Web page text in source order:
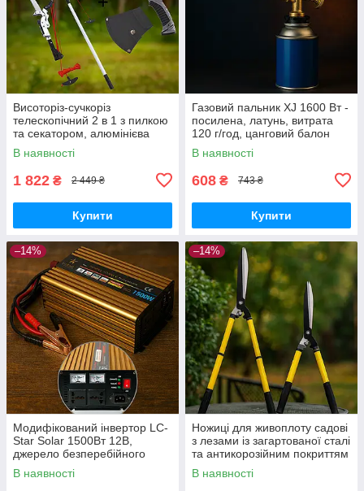
Висоторіз-сучкоріз
телескопічний 2 в 1 з пилкою
та секатором, алюмінієва
штанга 3 м, лезо SK5
В наявності
1 822 ₴ 2 449 ₴
Купити
Газовий пальник XJ 1600 Вт -
посилена, латунь, витрата
120 г/год, цанговий балон
В наявності
608 ₴ 743 ₴
Купити
–14%
Модифікований інвертор LC-
Star Solar 1500Вт 12В,
джерело безперебійного
живлення з подвійним
виходом
В наявності
–14%
Ножиці для живоплоту садові
з лезами із загартованої сталі
та антикорозійним покриттям
В наявності